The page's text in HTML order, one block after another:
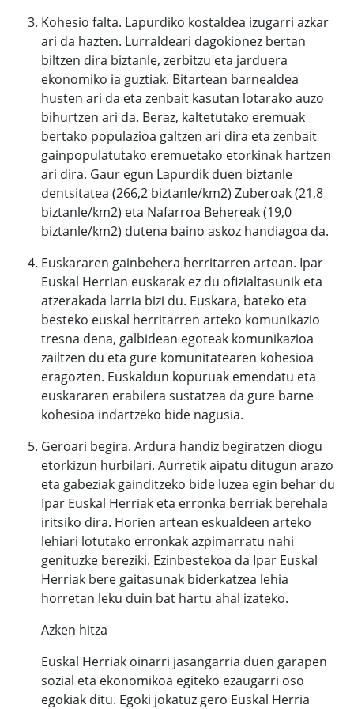
Kohesio falta. Lapurdiko kostaldea izugarri azkar
ari da hazten. Lurraldeari dagokionez bertan
biltzen dira biztanle, zerbitzu eta jarduera
ekonomiko ia guztiak. Bitartean barnealdea
husten ari da eta zenbait kasutan lotarako auzo
bihurtzen ari da. Beraz, kaltetutako eremuak
bertako populazioa galtzen ari dira eta zenbait
gainpopulatutako eremuetako etorkinak hartzen
ari dira. Gaur egun Lapurdik duen biztanle
dentsitatea (266,2 biztanle/km2) Zuberoak (21,8
biztanle/km2) eta Nafarroa Behereak (19,0
biztanle/km2) dutena baino askoz handiagoa da.
Euskararen gainbehera herritarren artean. Ipar
Euskal Herrian euskarak ez du ofizialtasunik eta
atzerakada larria bizi du. Euskara, bateko eta
besteko euskal herritarren arteko komunikazio
tresna dena, galbidean egoteak komunikazioa
zailtzen du eta gure komunitatearen kohesioa
eragozten. Euskaldun kopuruak emendatu eta
euskararen erabilera sustatzea da gure barne
kohesioa indartzeko bide nagusia.
Geroari begira. Ardura handiz begiratzen diogu
etorkizun hurbilari. Aurretik aipatu ditugun arazo
eta gabeziak gainditzeko bide luzea egin behar du
Ipar Euskal Herriak eta erronka berriak berehala
iritsiko dira. Horien artean eskualdeen arteko
lehiari lotutako erronkak azpimarratu nahi
genituzke bereziki. Ezinbestekoa da Ipar Euskal
Herriak bere gaitasunak biderkatzea lehia
horretan leku duin bat hartu ahal izateko.
Azken hitza
Euskal Herriak oinarri jasangarria duen garapen
sozial eta ekonomikoa egiteko ezaugarri oso
egokiak ditu. Egoki jokatuz gero Euskal Herria